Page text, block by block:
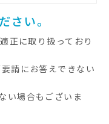
さい。
正に取り扱っており
請にお答えできない
い場合もございま